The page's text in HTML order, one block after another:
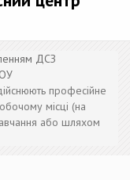
ДСЗ
професійне
місці (на
або шляхом